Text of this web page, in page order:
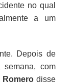
no qual
a um
Depois de
semana, com
Romero disse